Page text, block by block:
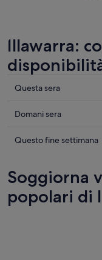
Illawarra:
Cerca
prezzi
Illawarra
7
ago
-
Questa sera
Cerca
prezzi
per
domani
notte,
Domani sera
Cerca
a
Illawarra
per
Questo fine settimana
Soggiorna
popolari di